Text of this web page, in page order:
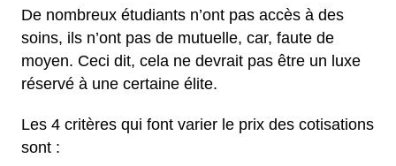
De nombreux étudiants n’ont pas accès à des
soins, ils n’ont pas de mutuelle, car, faute de
moyen. Ceci dit, cela ne devrait pas être un luxe
réservé à une certaine élite.
Les 4 critères qui font varier le prix des cotisations
sont :